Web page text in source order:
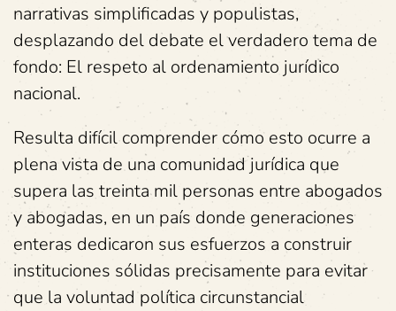
narrativas simplificadas y populistas,
desplazando del debate el verdadero tema de
fondo: El respeto al ordenamiento jurídico
nacional.
Resulta difícil comprender cómo esto ocurre a
plena vista de una comunidad jurídica que
supera las treinta mil personas entre abogados
y abogadas, en un país donde generaciones
enteras dedicaron sus esfuerzos a construir
instituciones sólidas precisamente para evitar
que la voluntad política circunstancial